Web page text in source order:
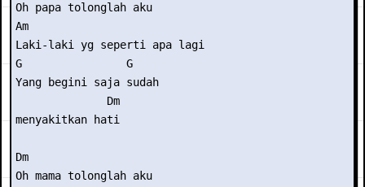
Oh papa tolonglah aku
Am
Laki-laki yg seperti apa lagi
G                G
Yang begini saja sudah
              Dm
menyakitkan hati
Dm
Oh mama tolonglah aku